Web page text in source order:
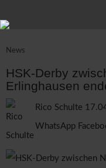
News
HSK-Derby
Erlinghausen
Rico Schulte
WhatsApp